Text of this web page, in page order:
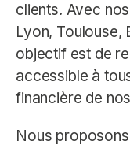
clients. Avec
Lyon, Toulouse,
objectif est de
accessible à
financière de
Nous